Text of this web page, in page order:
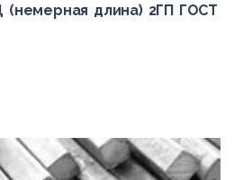
(немерная длина) 2ГП ГОСТ